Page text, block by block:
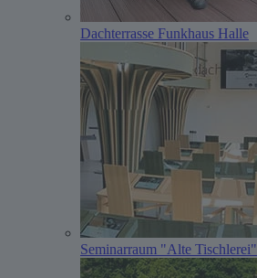
Dachterrasse Funkhaus Halle
Seminarraum "Alte Tischlerei"